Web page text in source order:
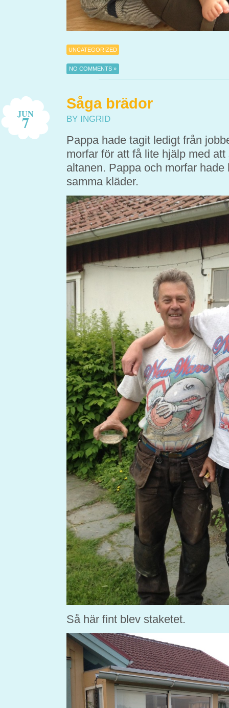
UNCATEGORIZED
NO COMMENTS »
JUN
7
Såga brädor
BY INGRID
Pappa hade tagit ledigt från
morfar för att få lite hjälp med
altanen. Pappa och morfar
samma kläder.
Så här fint blev staketet.